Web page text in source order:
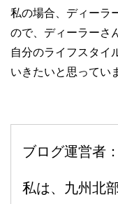
私の場合、ディーラ
ので、ディーラーさ
自分のライフスタイ
いきたいと思ってい
ブログ運営者：
私は、九州北